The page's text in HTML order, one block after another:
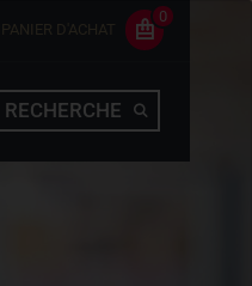
PANIER D'ACHAT
0
RECHERCHE